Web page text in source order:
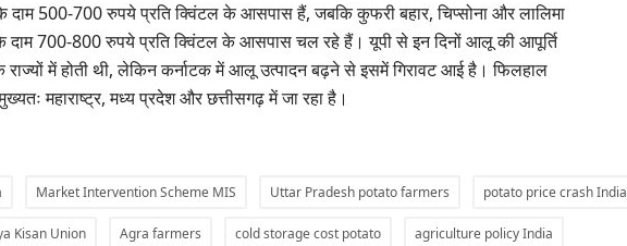
दाम 500-700 रुपये प्रति क्विंटल के आसपास हैं, जबकि कुफरी बहार, चिप्सोना और लालिमा
दाम 700-800 रुपये प्रति क्विंटल के आसपास चल रहे हैं। यूपी से इन दिनों आलू की आपूर्ति
राज्यों में होती थी, लेकिन कर्नाटक में आलू उत्पादन बढ़ने से इसमें गिरावट आई है। फिलहाल
महाराष्ट्र, मध्य प्रदेश और छत्तीसगढ़ में जा रहा है।
Market Intervention Scheme MIS Uttar Pradesh potato farmers potato price crash India
Kisan Union Agra farmers cold storage cost potato agriculture policy India
Ground Report